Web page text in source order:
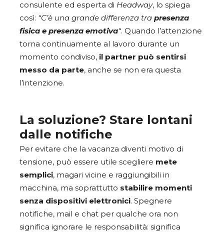
consulente ed esperta di Headway, lo spiega
così: “C’è una grande differenza tra presenza
fisica e presenza emotiva“. Quando l’attenzione
torna continuamente al lavoro durante un
momento condiviso, il partner può sentirsi
messo da parte, anche se non era questa
l’intenzione.
La soluzione? Stare lontani
dalle notifiche
Per evitare che la vacanza diventi motivo di
tensione, può essere utile scegliere mete
semplici, magari vicine e raggiungibili in
macchina, ma soprattutto stabilire momenti
senza dispositivi elettronici. Spegnere
notifiche, mail e chat per qualche ora non
significa ignorare le responsabilità: significa